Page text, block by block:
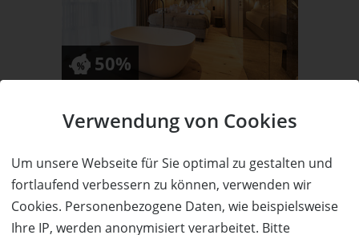
Verwendung von Cookies
Um unsere Webseite für Sie optimal zu gestalten und
fortlaufend verbessern zu können, verwenden wir
Cookies. Personenbezogene Daten, wie beispielsweise
Ihre IP, werden anonymisiert verarbeitet. Bitte
50%
Hotel Luisenpark & Hotel Luise
3 Übernachtungen für 2 Personen